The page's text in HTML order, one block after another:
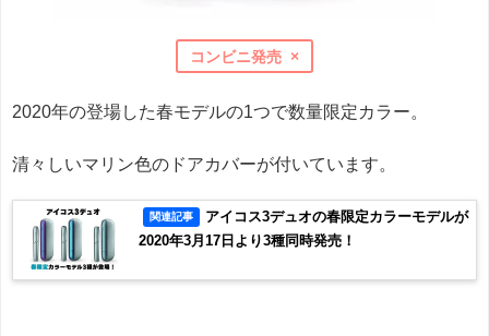
コンビニ発売 ×
2020年の登場した春モデルの1つで数量限定カラー。
清々しいマリン色のドアカバーが付いています。
関連記事
アイコス3デュオの春限定カラーモデルが
2020年3月17日より3種同時発売！